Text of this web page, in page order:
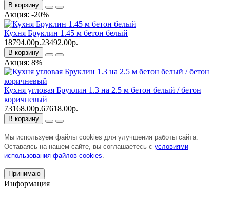
В корзину
Акция: -20%
Кухня Бруклин 1.45 м бетон белый
18794.00р.23492.00р.
В корзину
Акция: 8%
Кухня угловая Бруклин 1.3 на 2.5 м бетон белый / бетон
коричневый
73168.00р.67618.00р.
В корзину
Мы используем файлы cookies для улучшения работы сайта.
Оставаясь на нашем сайте, вы соглашаетесь с условиями
использования файлов cookies
Принимаю
Информация